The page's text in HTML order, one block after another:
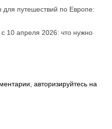
путешествий по Европе:
10 апреля 2026: что нужно
авторизируйтесь на